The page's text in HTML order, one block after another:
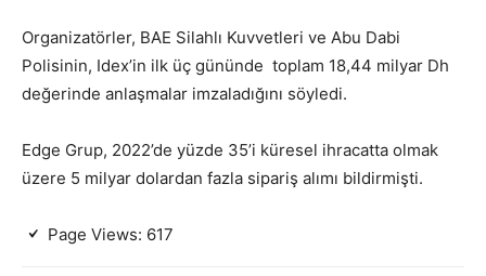
Organizatörler, BAE Silahlı Kuvvetleri ve Abu Dabi
Polisinin, Idex’in ilk üç gününde toplam 18,44 milyar Dh
değerinde anlaşmalar imzaladığını söyledi.
Edge Grup, 2022’de yüzde 35’i küresel ihracatta olmak
üzere 5 milyar dolardan fazla sipariş alımı bildirmişti.
Page Views: 617